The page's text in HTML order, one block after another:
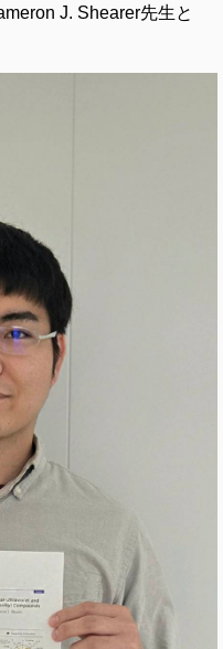
J. Shearer先生と